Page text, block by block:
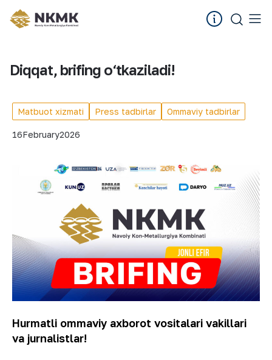
Diqqat, brifing o‘tkaziladi!
Matbuot xizmati Press tadbirlar Ommaviy tadbirlar
16February2026
Hurmatli ommaviy axborot vositalari vakillari
va jurnalistlar!